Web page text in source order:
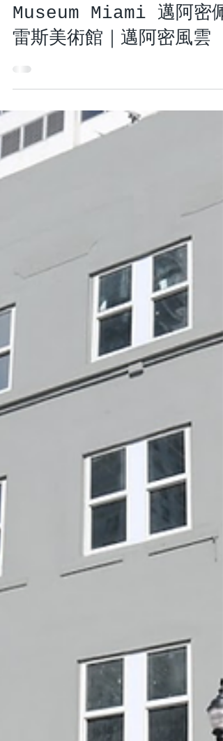
讀畢需時 4 分鐘
邁阿密｜邁阿密風雲
Museum Miami 邁阿密佩
雷斯美術館｜邁阿密風雲